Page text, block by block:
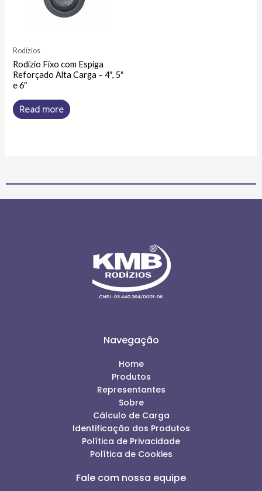
Rodízios
Rodízio Fixo com Espiga
Reforçado Alta Carga – 4″, 5″
e 6″
Read more
Navegação
Home
Produtos
Representantes
Sobre
Cálculo de Carga
Identificação dos Produtos
Política de Privacidade
Política de Cookies
Fale com nossa equipe